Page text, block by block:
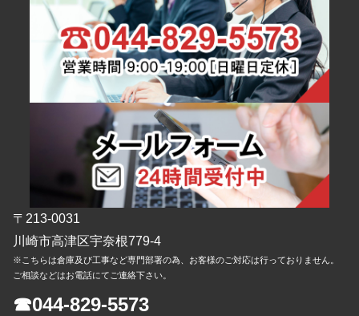
〒213-0031
川崎市高津区宇奈根779-4
※こちらは倉庫及び工事など専門部署の為、お客様のご対応は行っておりません。
ご相談などはお電話にてご連絡下さい。
☎044-829-5573